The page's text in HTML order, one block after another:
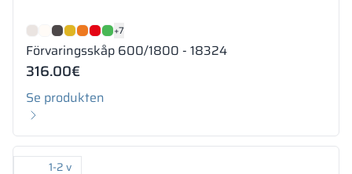
+7
Förvaringsskåp 600/1800 - 18324
316.00€
Se produkten
1-2 v